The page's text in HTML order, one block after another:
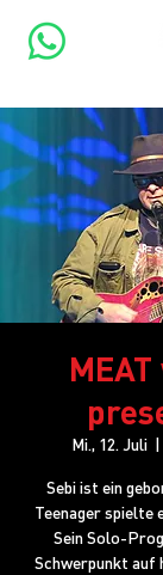
Mi., 12. Juli
  |
Sebi ist ein
Teenager spielte
Sein Solo-
Schwerpunkt auf